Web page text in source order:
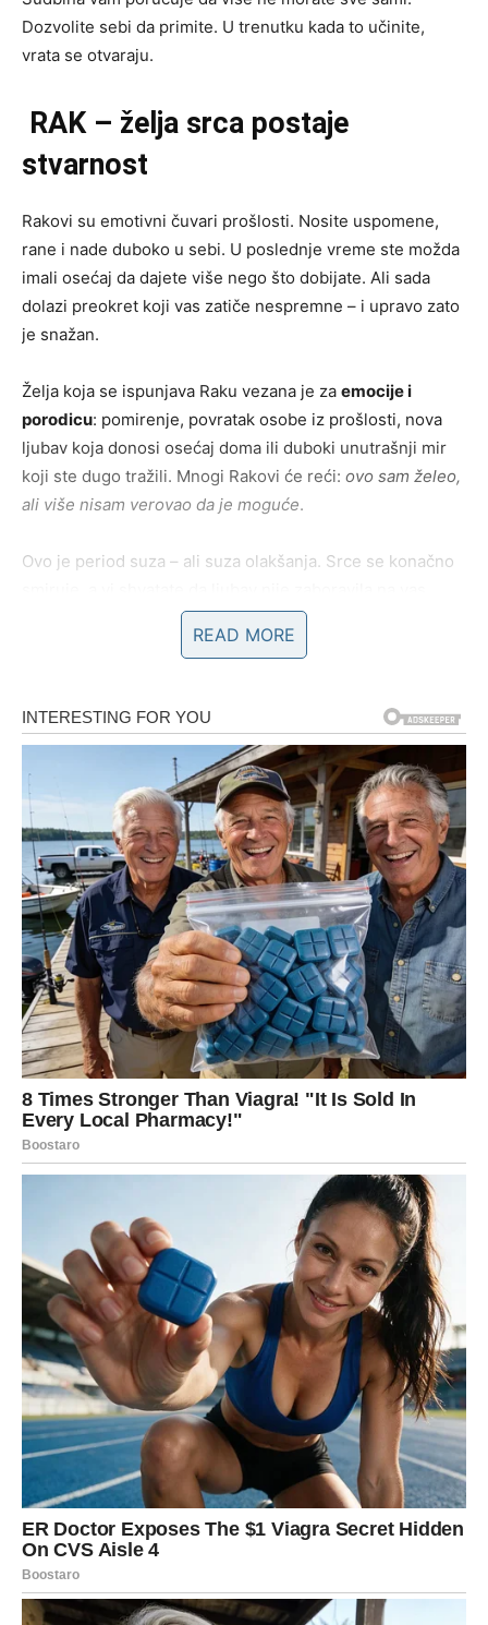
Dozvolite sebi da primite. U trenutku kada to učinite,
vrata se otvaraju.
RAK – želja srca postaje
stvarnost
Rakovi su emotivni čuvari prošlosti. Nosite uspomene,
rane i nade duboko u sebi. U poslednje vreme ste možda
imali osećaj da dajete više nego što dobijate. Ali sada
dolazi preokret koji vas zatiče nespremne – i upravo zato
je snažan.
Želja koja se ispunjava Raku vezana je za emocije i
porodicu: pomirenje, povratak osobe iz prošlosti, nova
ljubav koja donosi osećaj doma ili duboki unutrašnji mir
koji ste dugo tražili. Mnogi Rakovi će reći: ovo sam želeo,
ali više nisam verovao da je moguće.
Ovo je period suza – ali suza olakšanja. Srce se konačno
LAV – sudbina vas vraća na tron
Lavovi su rođeni da sijaju, ali ste u prethodnom periodu
često morali da se povučete, prećutite ili sačekate. Ipak,
zvezde sada vraćaju ono što vam pripada –priznanje,
uspeh i osećaj lične vrednosti.
Želja koja se ostvaruje Lavu često je povezana sa
snovima koje ste smatrali „prevelikim“. Uspeh dolazi kroz
posao, javnost, podršku moćne osobe ili kroz ličnu
pobedu koja menja način na koji vas drugi vide. Ali još
važnije – menja način na koji vi vidite sebe.
Neočekivano ispunjenje dolazi onda kada prestanete da
se dokazujete. Samo budete vi. I baš tada – sve dolazi.
ŠKORPIJA – iz tame u ispunjenje
Škorpije su prošle kroz transformacije koje drugi ne bi
izdržali. Gubici, razočaranja, izdaje – sve vas je to lomilo,
ali i jačalo. Sada dolazi trenutak kada sekarmički dugovi
zatvaraju, a nagrada dolazi tiho, ali snažno.
Želja koja se ostvaruje Škorpiji vezana je za ono što ste
dugo držali u sebi: istina, pravda, duboka ljubav ili lična
sloboda. Može se pojaviti osoba koja vas razume bez
mnogo reči, ili situacija koja vam konačno daje moć
izbora.
Ovo nije nagrada koja se pokazuje svima. Ovo je nagrada
koja menja vaš unutrašnji svet. I upravo zato je najveća.
READ MORE